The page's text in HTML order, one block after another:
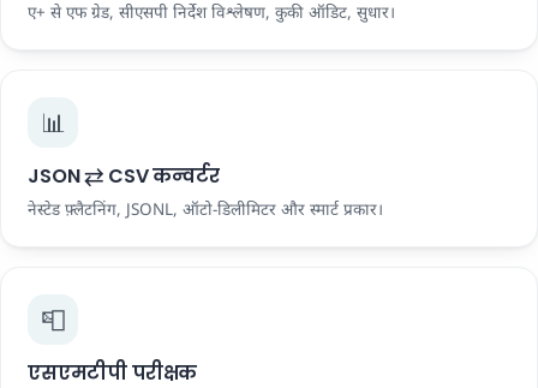
ए+ से एफ ग्रेड, सीएसपी निर्देश विश्लेषण, कुकी ऑडिट, सुधार।
📊
JSON ⇄ CSV कन्वर्टर
नेस्टेड फ़्लैटनिंग, JSONL, ऑटो-डिलीमिटर और स्मार्ट प्रकार।
📮
एसएमटीपी परीक्षक